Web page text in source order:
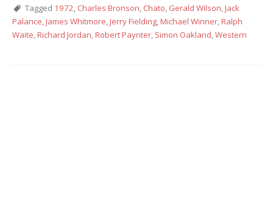
Tagged 1972, Charles Bronson, Chato, Gerald Wilson,Jack
Palance,James Whitmore,Jerry Fielding,Michael Winner,Ralph
Waite,Richard Jordan,Robert Paynter, Simon Oakland,Western